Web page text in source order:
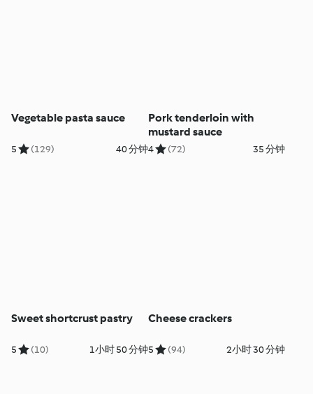
Vegetable pasta sauce
5 (129) 40 分钟
Pork tenderloin with
mustard sauce
4 (72) 35 分钟
Sweet shortcrust pastry
5 (10) 1小时 50 分钟
Cheese crackers
5 (94) 2小时 30 分钟